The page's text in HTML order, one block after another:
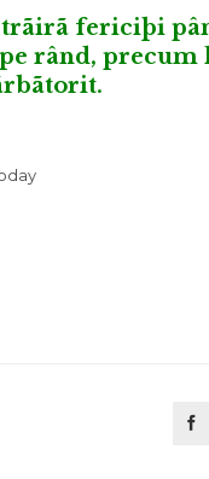
trãirã fericiþi
rând,
